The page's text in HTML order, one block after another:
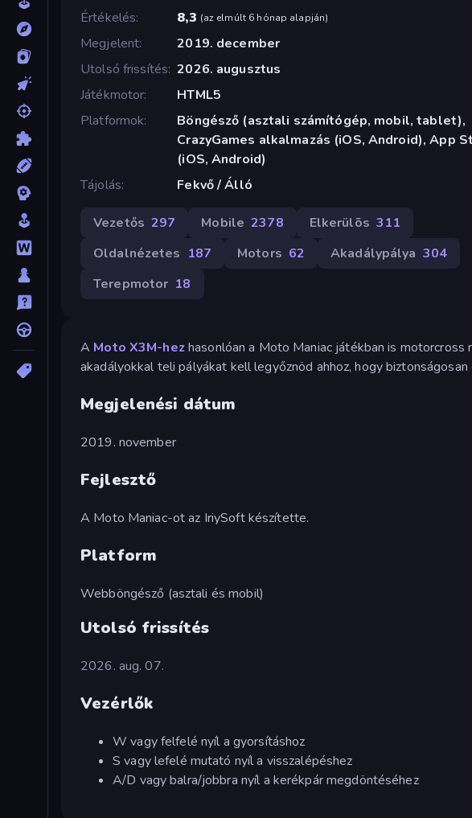
Értékelés
8,3 (az elmúlt 6 hónap alapján)
Megjelent
2019. december
Utolsó frissítés 2026. augusztus
Játékmotor
HTML5
Platformok
Böngésző (asztali számítógép, mobil, tablet),
CrazyGames alkalmazás (iOS, Android), App
(iOS, Android)
Tájolás
Fekvő / Álló
Vezetős 297 Mobile 2378 Elkerülõs 311
Oldalnézetes 187 Motors 62 Akadálypálya 304
Terepmotor 18
A Moto X3M-hezhasonlóan a Moto Maniac játékban is
akadályokkal teli pályákat kell legyőznöd ahhoz, hogy biztonságosan
Megjelenési dátum
2019. november
Fejlesztő
A Moto Maniac-ot az IriySoft készítette.
Platform
Webböngésző (asztali és mobil)
Utolsó frissítés
2026. aug. 07.
Vezérlők
W vagy felfelé nyíl a gyorsításhoz
S vagy lefelé mutató nyíl a visszalépéshez
A/D vagy balra/jobbra nyíl a kerékpár megdöntéséhez